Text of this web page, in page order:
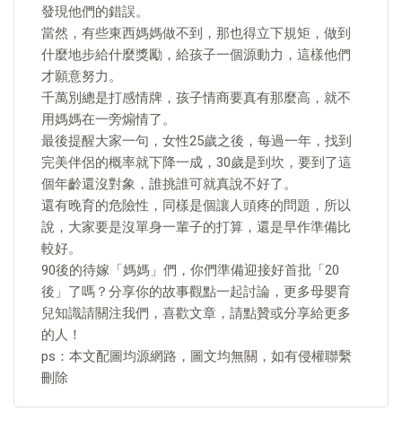
發現他們的錯誤。
當然，有些東西媽媽做不到，那也得立下規矩，做到
什麼地步給什麼獎勵，給孩子一個源動力，這樣他們
才願意努力。
千萬別總是打感情牌，孩子情商要真有那麼高，就不
用媽媽在一旁煽情了。
最後提醒大家一句，女性25歲之後，每過一年，找到
完美伴侶的概率就下降一成，30歲是到坎，要到了這
個年齡還沒對象，誰挑誰可就真說不好了。
還有晚育的危險性，同樣是個讓人頭疼的問題，所以
說，大家要是沒單身一輩子的打算，還是早作準備比
較好。
90後的待嫁「媽媽」們，你們準備迎接好首批「20
後」了嗎？分享你的故事觀點一起討論，更多母嬰育
兒知識請關注我們，喜歡文章，請點贊或分享給更多
的人！
ps：本文配圖均源網路，圖文均無關，如有侵權聯繫
刪除